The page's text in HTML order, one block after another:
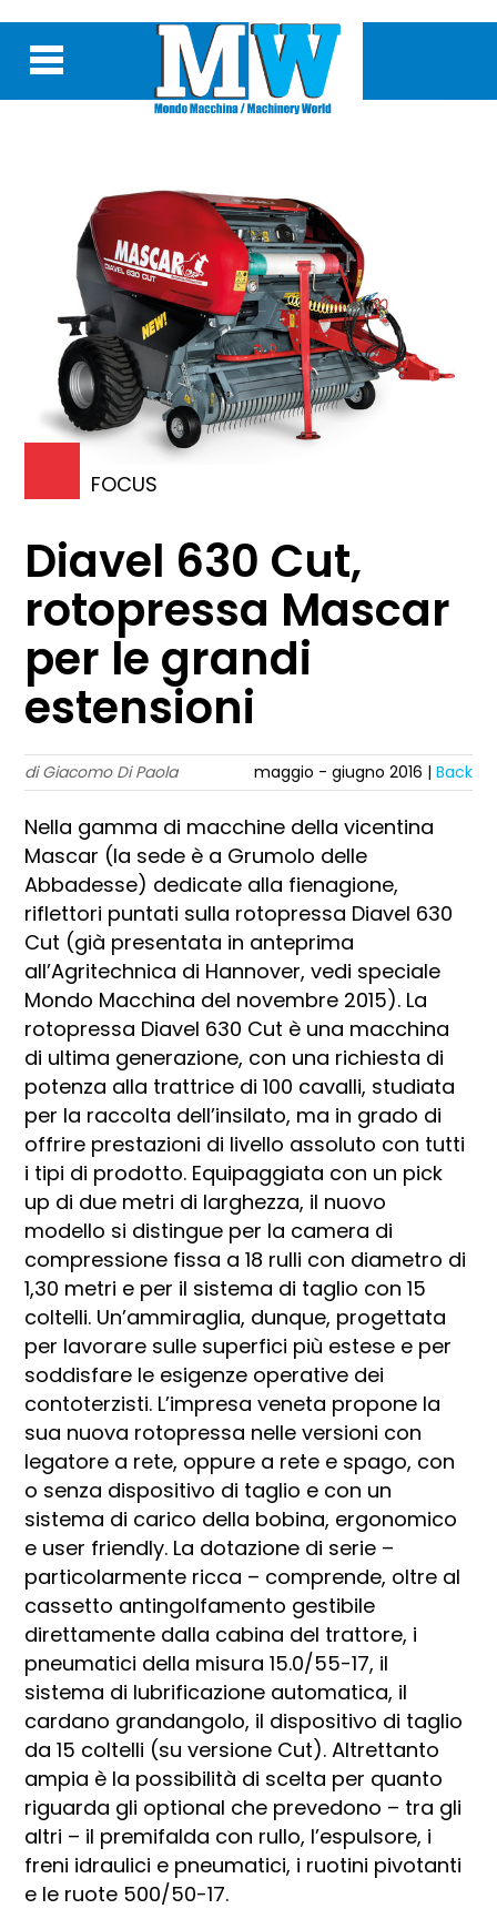
FOCUS
Diavel 630 Cut,
rotopressa Mascar
per le grandi
estensioni
di Giacomo Di Paola maggio - giugno 2016 | Back
Nella gamma di macchine della vicentina
Mascar (la sede è a Grumolo delle
Abbadesse) dedicate alla fienagione,
riflettori puntati sulla rotopressa Diavel 630
Cut (già presentata in anteprima
all’Agritechnica di Hannover, vedi speciale
Mondo Macchina del novembre 2015). La
rotopressa Diavel 630 Cut è una macchina
di ultima generazione, con una richiesta di
potenza alla trattrice di 100 cavalli, studiata
per la raccolta dell’insilato, ma in grado di
offrire prestazioni di livello assoluto con tutti
i tipi di prodotto. Equipaggiata con un pick
up di due metri di larghezza, il nuovo
modello si distingue per la camera di
compressione fissa a 18 rulli con diametro di
1,30 metri e per il sistema di taglio con 15
coltelli. Un’ammiraglia, dunque, progettata
per lavorare sulle superfici più estese e per
soddisfare le esigenze operative dei
contoterzisti. L’impresa veneta propone la
sua nuova rotopressa nelle versioni con
legatore a rete, oppure a rete e spago, con
o senza dispositivo di taglio e con un
sistema di carico della bobina, ergonomico
e user friendly. La dotazione di serie –
particolarmente ricca – comprende, oltre al
cassetto antingolfamento gestibile
direttamente dalla cabina del trattore, i
pneumatici della misura 15.0/55-17, il
sistema di lubrificazione automatica, il
cardano grandangolo, il dispositivo di taglio
da 15 coltelli (su versione Cut). Altrettanto
ampia è la possibilità di scelta per quanto
riguarda gli optional che prevedono – tra gli
altri – il premifalda con rullo, l’espulsore, i
freni idraulici e pneumatici, i ruotini pivotanti
e le ruote 500/50-17.